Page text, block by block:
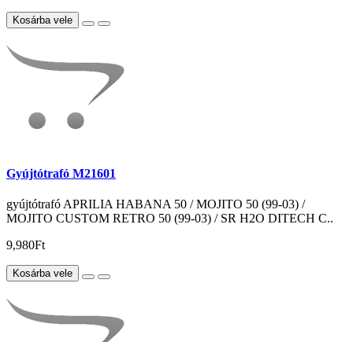
Kosárba vele
Gyújtótrafó M21601
gyújtótrafó APRILIA HABANA 50 / MOJITO 50 (99-03) /
MOJITO CUSTOM RETRO 50 (99-03) / SR H2O DITECH C..
9,980Ft
Kosárba vele